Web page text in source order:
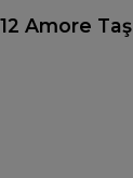
Amore